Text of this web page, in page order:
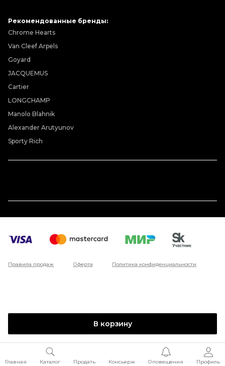
В корзину
Рекомендованные бренды:
Chrome Hearts
Van Cleef Arpels
Goyard
JACQUEMUS
Cartier
LONGCHAMP
Manolo Blahnik
Alexander Arutyunov
Sporty Rich
Правила продаж Оферта Политика конфиденциальности
Главная Каталог Продать Консьерж Оповещения Профиль